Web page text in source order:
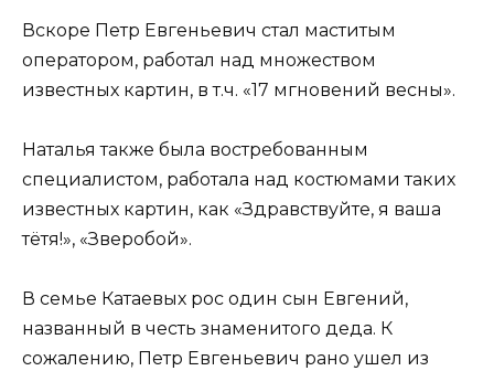
Вскоре Петр Евгеньевич стал маститым
оператором, работал над множеством
известных картин, в т.ч. «17 мгновений весны».
Наталья также была востребованным
специалистом, работала над костюмами таких
известных картин, как «Здравствуйте, я ваша
тётя!», «Зверобой».
В семье Катаевых рос один сын Евгений,
названный в честь знаменитого деда. К
сожалению, Петр Евгеньевич рано ушел из